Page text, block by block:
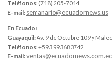
Teléfonos: (718) 205-7014
E-mail: semanario@ecuadornews.us
En Ecuador
Guayaquil:Av. 9 de Octubre 109 y
Teléfonos:+593 993683742
E-mail:ventas@ecuadornews.com.ec